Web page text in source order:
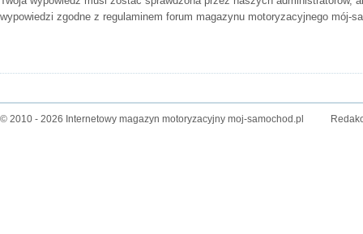
wypowiedzi zgodne z regulaminem forum magazynu motoryzacyjnego mój-
© 2010 - 2026 Internetowy magazyn motoryzacyjny moj-samochod.pl